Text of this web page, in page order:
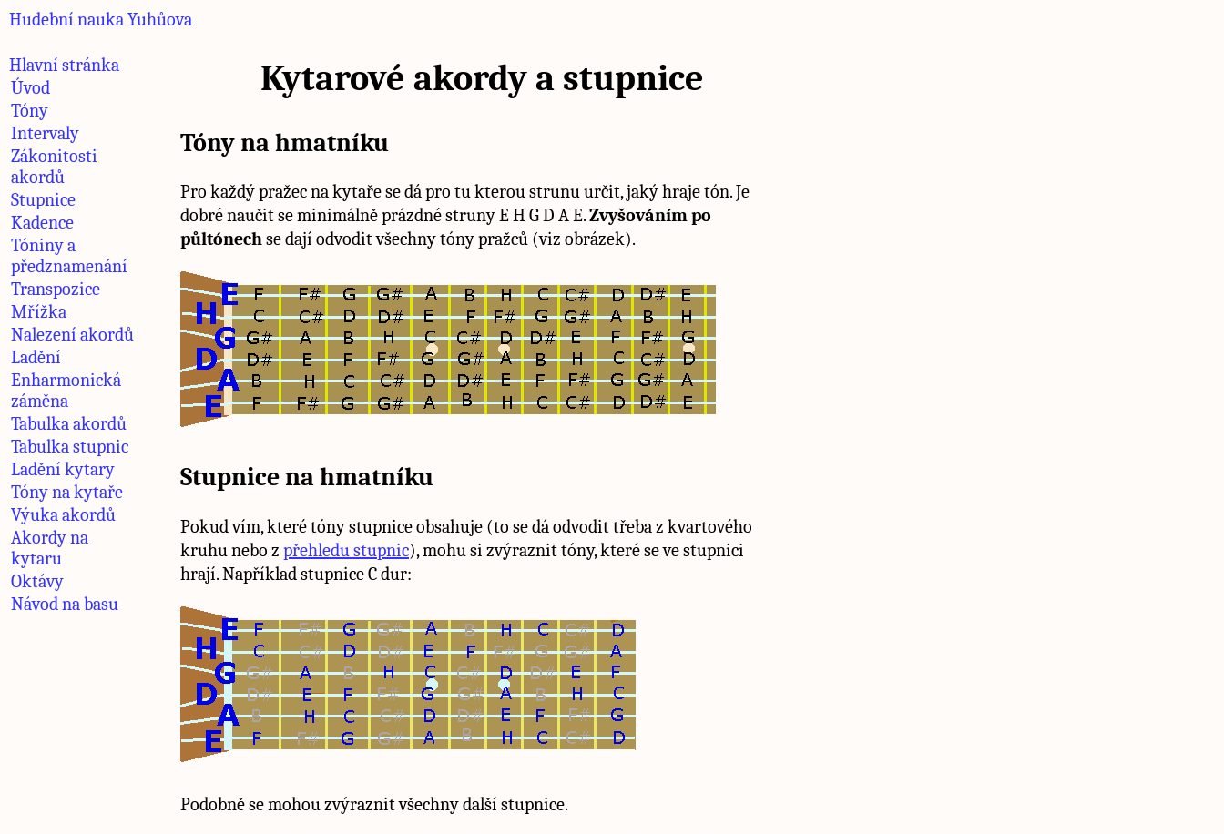
Hudební nauka Yuhůova
Kytarové akordy a stupnice
Tóny na hmatníku
Pro každý pražec na kytaře se dá pro tu kterou strunu určit, jaký hraje tón. Je
dobré naučit se minimálně prázdné struny E H G D A E.Zvyšováním po
půltónechse dají odvodit všechny tóny pražců (viz obrázek).
Stupnice na hmatníku
Pokud vím, které tóny stupnice obsahuje (to se dá odvodit třeba z kvartového
kruhu nebo z přehledu stupnic), mohu si zvýraznit tóny, které se ve stupnici
hrají. Například stupnice C dur:
Podobně se mohou zvýraznit všechny další stupnice.
Hlavní stránka
Úvod
Tóny
Intervaly
Zákonitosti
akordů
Stupnice
Kadence
Tóniny a
předznamenání
Transpozice
Mřížka
Nalezení akordů
Ladění
Enharmonická
záměna
Tabulka akordů
Tabulka stupnic
Ladění kytary
Tóny na kytaře
Výuka akordů
Akordy na
kytaru
Oktávy
Návod na basu